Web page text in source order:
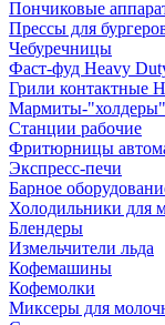
Пончиковые
Прессы для
Чебуречницы
Фаст-фуд Heavy
Грили контактные
Мармиты-"холдеры"
Станции рабочие
Фритюрницы
Экспресс-печи
Барное
Холодильники для
Блендеры
Измельчители льда
Кофемашины
Кофемолки
Миксеры для